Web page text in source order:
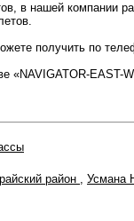
в нашей компании
получить по
«NAVIGATOR-EAST-
район , Усмана